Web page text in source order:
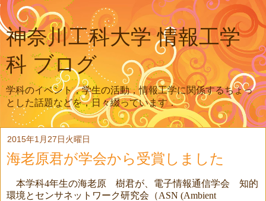
神奈川工科大学 情報工学
科 ブログ
学科のイベント，学生の活動，情報工学に関係するちょっ
とした話題などを，日々綴っています．
2015年1月27日火曜日
海老原君が学会から受賞しました
本学科4年生の海老原 樹君が、電子情報通信学会 知的
環境とセンサネットワーク研究会（ASN (Ambient